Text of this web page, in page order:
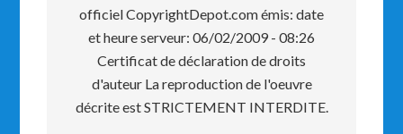
officiel CopyrightDepot.com émis: date
et heure serveur: 06/02/2009 - 08:26
Certificat de déclaration de droits
d'auteur La reproduction de l'oeuvre
décrite est STRICTEMENT INTERDITE.